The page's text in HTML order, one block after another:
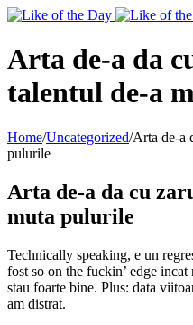
Toggle
Area
Arta de-a da
talentul de-a
Home/Uncategorized/Arta de-a
pulurile
Arta de-a da cu
muta pulurile
Technically speaking, e un
fost so on the fuckin’ edge
stau foarte bine. Plus: data
am distrat.